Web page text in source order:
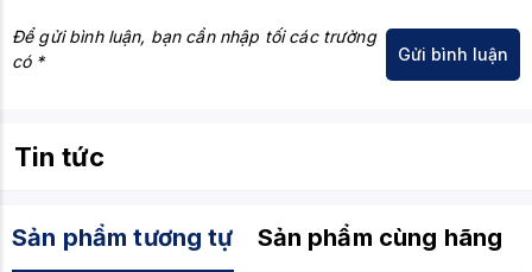
Để gửi bình luận, bạn cần nhập tối các trường
có *
Tin tức
Sản phẩm tương tự Sản phẩm cùng hãng